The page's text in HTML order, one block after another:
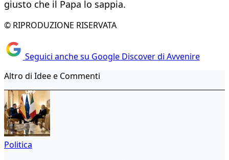
giusto che il Papa lo sappia.
© RIPRODUZIONE RISERVATA
Seguici anche su Google Discover di Avvenire
Altro di Idee e Commenti
Politica